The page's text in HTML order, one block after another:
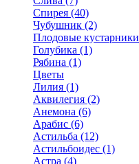
Спирея (40)
Чубушник (2)
Плодовые кустарники
Голубика (1)
Рябина (1)
Цветы
Лилия (1)
Аквилегия (2)
Анемона (6)
Арабис (6)
Астильба (12)
Астильбоидес (1)
Астра (4)